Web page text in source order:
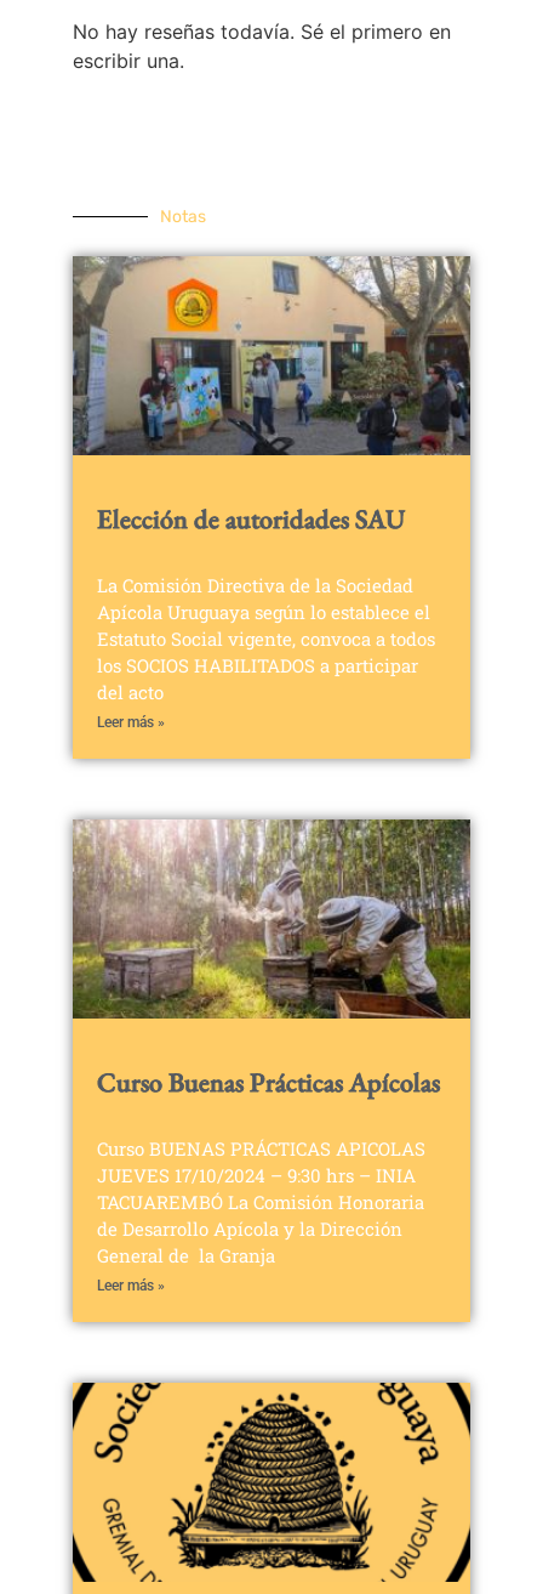
No hay reseñas todavía. Sé el primero en
escribir una.
Notas
Elección de autoridades SAU
La Comisión Directiva de la Sociedad
Apícola Uruguaya según lo establece el
Estatuto Social vigente, convoca a todos
los SOCIOS HABILITADOS a participar
del acto
Leer más »
Curso Buenas Prácticas Apícolas
Curso BUENAS PRÁCTICAS APICOLAS
JUEVES 17/10/2024 – 9:30 hrs – INIA
TACUAREMBÓ La Comisión Honoraria
de Desarrollo Apícola y la Dirección
General de la Granja
Leer más »